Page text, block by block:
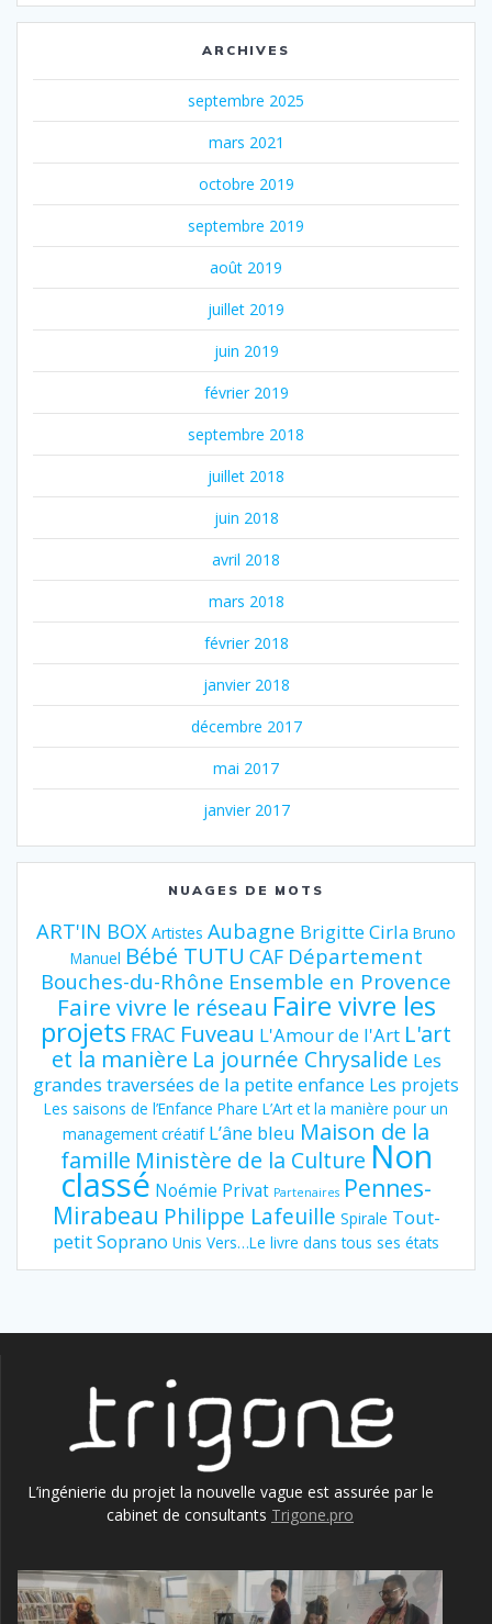
ARCHIVES
septembre 2025
mars 2021
octobre 2019
septembre 2019
août 2019
juillet 2019
juin 2019
février 2019
septembre 2018
juillet 2018
juin 2018
avril 2018
mars 2018
février 2018
janvier 2018
décembre 2017
mai 2017
janvier 2017
NUAGES DE MOTS
ART'IN BOX Artistes Aubagne Brigitte Cirla Bruno
Manuel Bébé TUTU CAF Département
Bouches-du-Rhône Ensemble en Provence
Faire vivre le réseau Faire vivre les
projets FRAC Fuveau L'Amour de l'Art L'art
et la manière La journée Chrysalide Les
grandes traversées de la petite enfance Les projets
Les saisons de l’Enfance Phare L’Art et la manière pour un
management créatif L’âne bleu Maison de la
famille Ministère de la Culture Non
classé Noémie Privat Partenaires Pennes-
Mirabeau Philippe Lafeuille Spirale Tout-
petit Soprano Unis Vers…Le livre dans tous ses états
L’ingénierie du projet la nouvelle vague est assurée par le
cabinet de consultants Trigone.pro